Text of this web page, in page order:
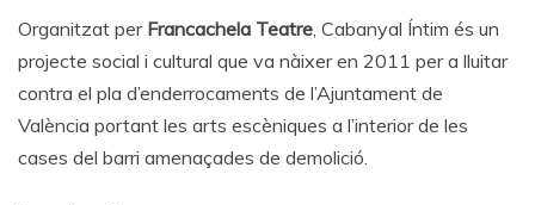
Organitzat perFrancachela Teatre, Cabanyal Íntim és un
projecte social i cultural que va nàixer en 2011 per a lluitar
contra el pla d’enderrocaments de l’Ajuntament de
València portant les arts escèniques a l’interior de les
cases del barri amenaçades de demolició.